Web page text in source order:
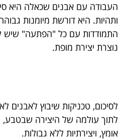
העבודה עם אבנים שכאלה היא
ותהיות. היא דורשת מיומנות
התמודדות עם כל "הפתעה" שיש
נוצרת יצירת מופת.
לסיכום, טכניקות שיבוץ לאבנים
לתוך עולמה של היצירה שבטבע,
אומץ, ויצירתיות ללא גבולות.